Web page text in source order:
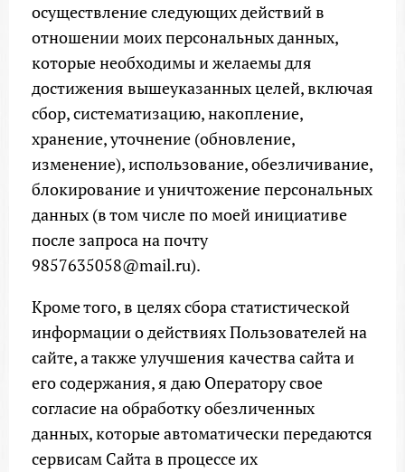
осуществление следующих действий в
отношении моих персональных данных,
которые необходимы и желаемы для
достижения вышеуказанных целей, включая
сбор, систематизацию, накопление,
хранение, уточнение (обновление,
изменение), использование, обезличивание,
блокирование и уничтожение персональных
данных (в том числе по моей инициативе
после запроса на почту
9857635058@mail.ru).
Кроме того, в целях сбора статистической
информации о действиях Пользователей на
сайте, а также улучшения качества сайта и
его содержания, я даю Оператору свое
согласие на обработку обезличенных
данных, которые автоматически передаются
сервисам Сайта в процессе их